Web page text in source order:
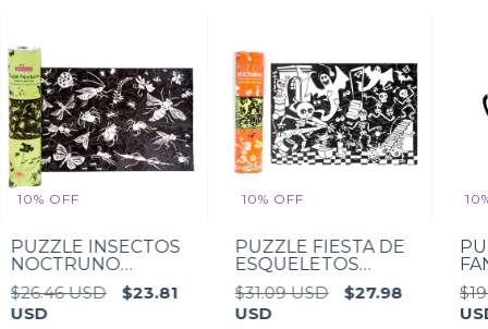
10% OFF
PUZZLE INSECTOS
NOCTRUNO
ROMPECABEZAS
FLUORESCENTE 70
piezas
$26.46 USD
$23.81
USD
10% OFF
PUZZLE FIESTA DE
ESQUELETOS
ROMPECABEZAS
FLUORESCENTE 70
piezas
$31.09 USD
$27.98
USD
10